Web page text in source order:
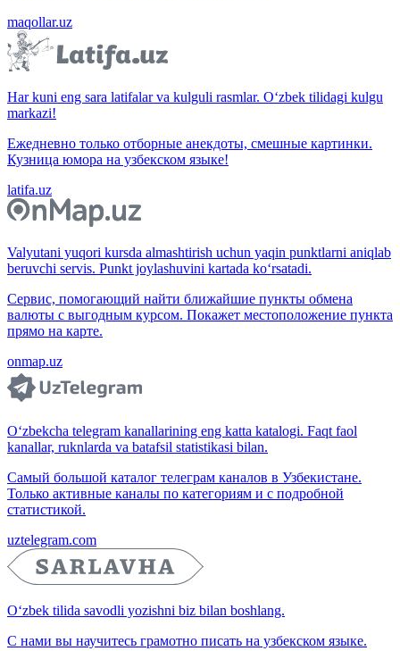
maqollar.uz
Har kuni eng sara latifalar va kulguli rasmlar. O‘zbek tilidagi kulgu
markazi!
Ежедневно только отборные анекдоты, смешные картинки.
Кузница юмора на узбекском языке!
latifa.uz
Valyutani yuqori kursda almashtirish uchun yaqin punktlarni aniqlab
beruvchi servis. Punkt joylashuvini kartada ko‘rsatadi.
Сервис, помогающий найти ближайшие пункты обмена
валюты с выгодным курсом. Покажет местоположение пункта
прямо на карте.
onmap.uz
O‘zbekcha telegram kanallarining eng katta katalogi. Faqt faol
kanallar, ruknlarda va batafsil statistikasi bilan.
Самый большой каталог телеграм каналов в Узбекистане.
Только активные каналы по категориям и с подробной
статистикой.
uztelegram.com
O‘zbek tilida savodli yozishni biz bilan boshlang.
С нами вы научитесь грамотно писать на узбекском языке.